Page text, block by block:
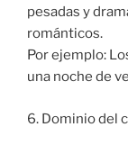
pesadas y
románticos.
Por ejemplo:
una noche de
6. Dominio del